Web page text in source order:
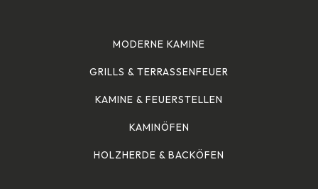
MODERNE KAMINE
GRILLS & TERRASSENFEUER
KAMINE & FEUERSTELLEN
KAMINÖFEN
HOLZHERDE & BACKÖFEN